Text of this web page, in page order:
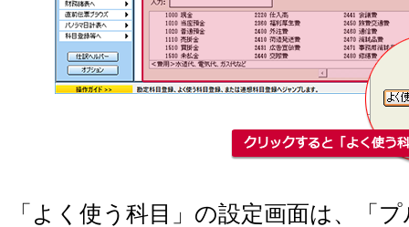
「よく使う科目」の設定画面は、「